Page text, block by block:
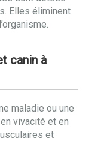
Elles éliminent
canin à
maladie ou une
vivacité et en
et